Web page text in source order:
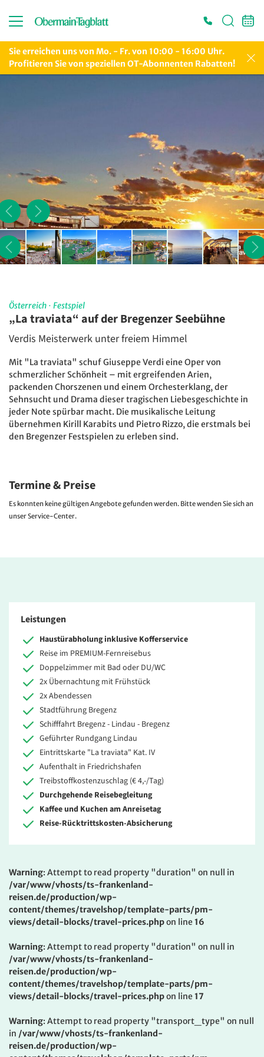
Sie erreichen uns von Mo. - Fr. von 10:00 - 16:00 Uhr.
Profitieren Sie von speziellen OT-Abonnenten Rabatten!
Es konnten keine gültigen Angebote gefunden werden. Bitte wenden Sie sich an
Österreich · Festspiel
„La traviata“ auf der Bregenzer Seebühne
Verdis Meisterwerk unter freiem Himmel
Mit "La traviata" schuf Giuseppe Verdi eine Oper von
schmerzlicher Schönheit – mit ergreifenden Arien,
packenden Chorszenen und einem Orchesterklang, der
Sehnsucht und Drama dieser tragischen Liebesgeschichte in
jeder Note spürbar macht. Die musikalische Leitung
übernehmen Kirill Karabits und Pietro Rizzo, die erstmals bei
den Bregenzer Festspielen zu erleben sind.
Termine & Preise
Es konnten keine gültigen Angebote gefunden werden. Bitte wenden Sie sich an
unser Service-Center.
Leistungen
Haustürabholung inklusive Kofferservice
Reise im PREMIUM-Fernreisebus
Doppelzimmer mit Bad oder DU/WC
2x Übernachtung mit Frühstück
2x Abendessen
Stadtführung Bregenz
Schifffahrt Bregenz - Lindau - Bregenz
Geführter Rundgang Lindau
Eintrittskarte "La traviata" Kat. IV
Aufenthalt in Friedrichshafen
Treibstoffkostenzuschlag (€ 4,-/Tag)
Durchgehende Reisebegleitung
Kaffee und Kuchen am Anreisetag
Reise-Rücktrittskosten-Absicherung
Warning: Attempt to read property "duration" on null in
/var/www/vhosts/ts-frankenland-
reisen.de/production/wp-
content/themes/travelshop/template-parts/pm-
views/detail-blocks/travel-prices.phpon line 16
Warning: Attempt to read property "duration" on null in
/var/www/vhosts/ts-frankenland-
reisen.de/production/wp-
content/themes/travelshop/template-parts/pm-
views/detail-blocks/travel-prices.phpon line 17
Warning: Attempt to read property "transport_type" on null
in /var/www/vhosts/ts-frankenland-
reisen.de/production/wp-